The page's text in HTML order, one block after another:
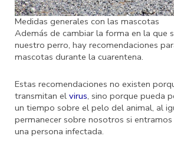
Medidas generales con las mascotas
Además de cambiar la forma en la que
nuestro perro, hay recomendaciones
mascotas durante la cuarentena.
Estas recomendaciones no existen
transmitan el virus, sino porque pueda
un tiempo sobre el pelo del animal, al
permanecer sobre nosotros si
una persona infectada.